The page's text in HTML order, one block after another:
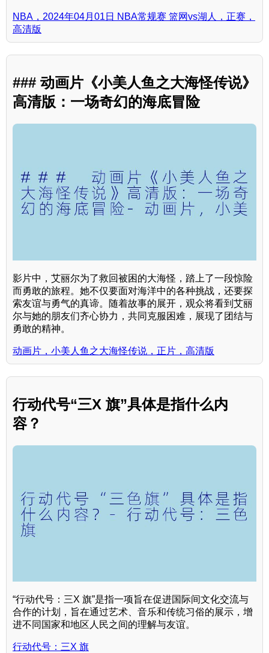
NBA，2024年04月01日 NBA常规赛 篮网vs湖人，正赛，
高清版
### 动画片《小美人鱼之大海怪传说》
高清版：一场奇幻的海底冒险
影片中，艾丽尔为了救回被困的大海怪，踏上了一段惊险
而勇敢的旅程。她不仅要面对海洋中的各种挑战，还要探
索友谊与勇气的真谛。随着故事的展开，观众将看到艾丽
尔与她的朋友们齐心协力，共同克服困难，展现了团结与
勇敢的精神。
动画片，小美人鱼之大海怪传说，正片，高清版
行动代号“三X 旗”具体是指什么内
容？
“行动代号：三X 旗”是指一项旨在促进国际间文化交流与
合作的计划，旨在通过艺术、音乐和传统习俗的展示，增
进不同国家和地区人民之间的理解与友谊。
行动代号：三X 旗